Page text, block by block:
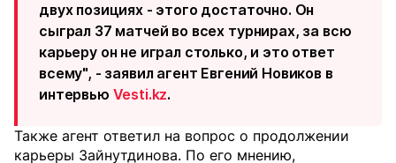
двух позициях - этого достаточно. Он
сыграл 37 матчей во всех турнирах, за всю
карьеру он не играл столько, и это ответ
всему", - заявил агент Евгений Новиков в
интервью Vesti.kz.
Также агент ответил на вопрос о продолжении
карьеры Зайнутдинова. По его мнению,